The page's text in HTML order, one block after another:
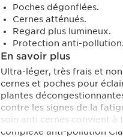
Poches dégonflées.
Cernes atténués.
Regard plus lumineux.
Protection anti-pollution.
En savoir plus
Ultra-léger, très frais et
cernes et poches pour
plantes
contre les signes de la
soin anti cernes convient à
complexe anti-pollution